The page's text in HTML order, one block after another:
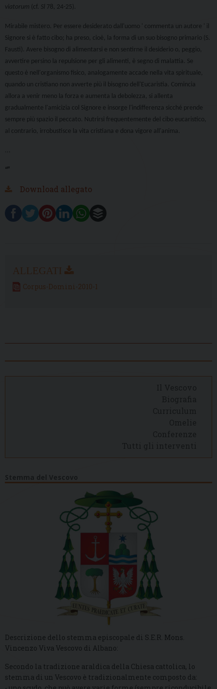
viatorum (cf. Sl 78, 24-25).
Mirabile mistero. Per essere desiderato dall'uomo ' commenta un autore ' il
Signore si è fatto cibo; ha preso, cioè, la forma di un suo bisogno primario (S.
Fausti). Avere bisogno di alimentarsi e non sentirne il desiderio o, peggio,
avvertire persino la repulsione per gli alimenti, è segno di malattia. Se
questo è nell'organismo fisico, analogamente accade nella vita spirituale,
quando un cristiano non avverte più il bisogno dell'Eucaristia. Comincia
allora a venir meno la forza e aumenta la debolezza, si allenta
gradualmente l'amicizia col Signore e insorge l'indifferenza sicché prende
sempre più spazio il peccato. Nutrirsi frequentemente del cibo eucaristico,
al contrario, irrobustisce la vita cristiana e dona vigore all'anima.
...
“”
Download allegato
Corpus-Domini-2010-1
Descrizione dello stemma episcopale di S.E.R. Mons.
Vincenzo Viva Vescovo di Albano:
Secondo la tradizione araldica della Chiesa cattolica, lo
stemma di un Vescovo è tradizionalmente composto da: